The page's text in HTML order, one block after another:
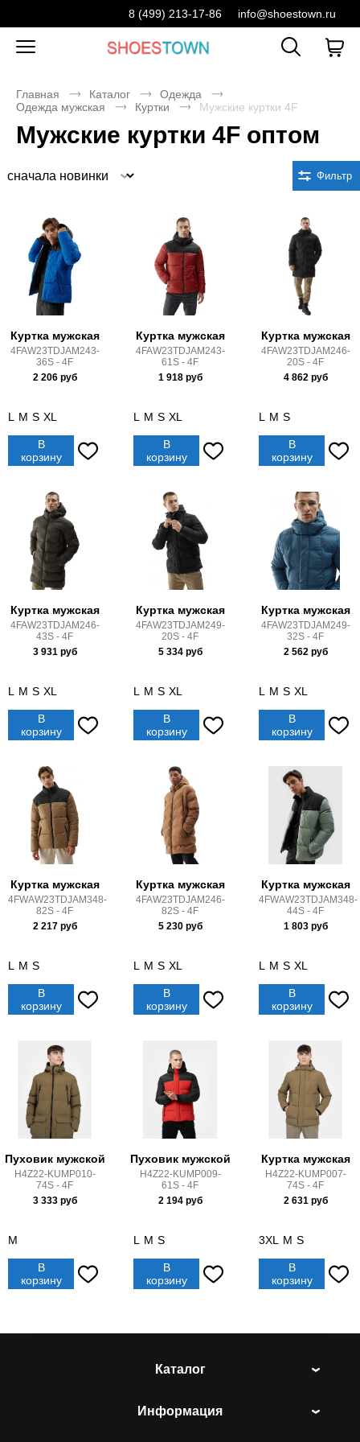
8 (499) 213-17-86 info@shoestown.ru
Главная Каталог
Одежда
Одежда мужская
Куртки Мужские куртки 4F
Мужские куртки 4F оптом
Фильтр
Куртка мужская
4FAW23TDJAM243-
36S - 4F
2 206руб
L M S XL
В
корзину
Куртка мужская
4FAW23TDJAM243-
61S - 4F
1 918руб
L M S XL
В
корзину
Куртка мужская
4FAW23TDJAM246-
20S - 4F
4 862руб
L M S
В
корзину
Куртка мужская
4FAW23TDJAM246-
43S - 4F
3 931руб
L M S XL
В
корзину
Куртка мужская
4FAW23TDJAM249-
20S - 4F
5 334руб
L M S XL
В
корзину
Куртка мужская
4FAW23TDJAM249-
32S - 4F
2 562руб
L M S XL
В
корзину
Куртка мужская
4FWAW23TDJAM348-
82S - 4F
2 217руб
L M S
В
корзину
Куртка мужская
4FAW23TDJAM246-
82S - 4F
5 230руб
L M S XL
В
корзину
Куртка мужская
4FWAW23TDJAM348-
44S - 4F
1 803руб
L M S XL
В
корзину
Пуховик мужской
H4Z22-KUMP010-
74S - 4F
3 333руб
M
В
корзину
Пуховик мужской
H4Z22-KUMP009-
61S - 4F
2 194руб
L M S
В
корзину
Куртка мужская
H4Z22-KUMP007-
74S - 4F
2 631руб
3XL M S
В
корзину
Каталог
Информация